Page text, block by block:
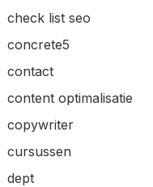
check list seo
concrete5
contact
content optimalisatie
copywriter
cursussen
dept